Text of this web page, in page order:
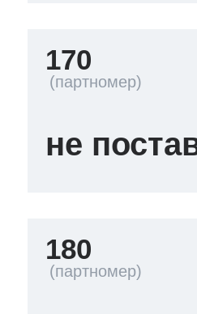
170
не
180